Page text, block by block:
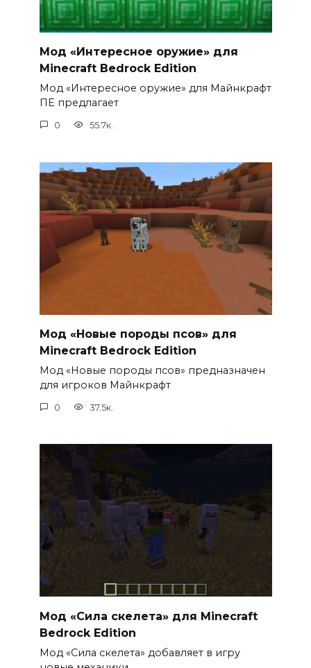
Мод «Интересное оружие» для
Minecraft Bedrock Edition
Мод «Интересное оружие» для Майнкрафт
ПЕ предлагает
0 55.7к.
Мод «Новые породы псов» для
Minecraft Bedrock Edition
Мод «Новые породы псов» предназначен
для игроков Майнкрафт
0 37.5к.
Мод «Сила скелета» для Minecraft
Bedrock Edition
Мод «Сила скелета» добавляет в игру